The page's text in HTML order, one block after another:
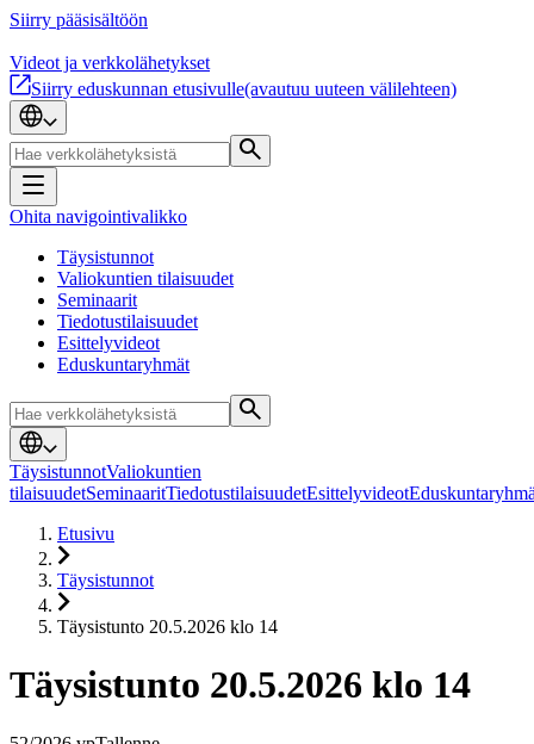
Siirry pääsisältöön
Videot ja verkkolähetykset
Siirry eduskunnan etusivulle(avautuu uuteen välilehteen)
Ohita navigointivalikko
Täysistunnot
Valiokuntien tilaisuudet
Seminaarit
Tiedotustilaisuudet
Esittelyvideot
Eduskuntaryhmät
TäysistunnotValiokuntien
tilaisuudetSeminaaritTiedotustilaisuudetEsittelyvideot
Etusivu
Täysistunnot
Täysistunto 20.5.2026 klo 14
Täysistunto 20.5.2026 klo 14